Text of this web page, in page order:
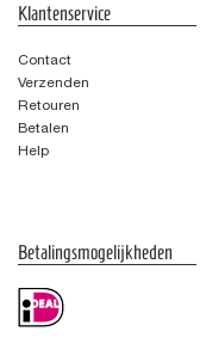
Klantenservice
Contact
Verzenden
Retouren
Betalen
Help
Betalingsmogelijkheden